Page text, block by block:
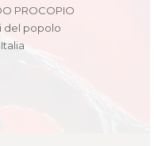
PROCOPIO
del popolo